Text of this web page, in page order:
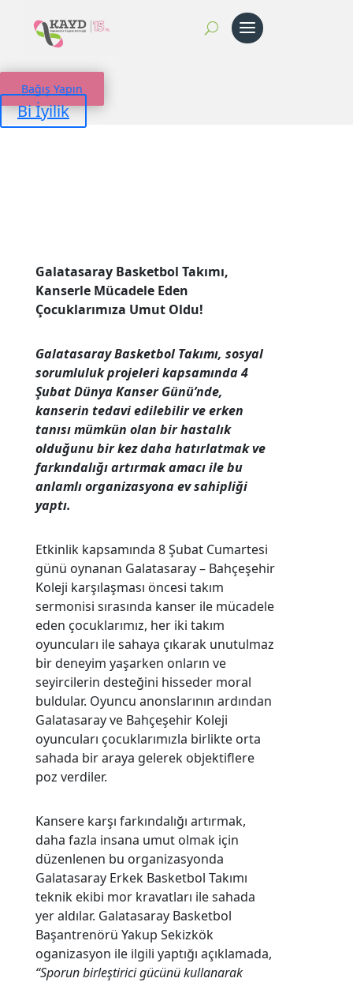
Bağış Yapın
Bi İyilik
Galatasaray Basketbol Takımı,
Kanserle Mücadele Eden
Çocuklarımıza Umut Oldu!
Galatasaray Basketbol Takımı, sosyal
sorumluluk projeleri kapsamında 4
Şubat Dünya Kanser Günü’nde,
kanserin tedavi edilebilir ve erken
tanısı mümkün olan bir hastalık
olduğunu bir kez daha hatırlatmak ve
farkındalığı artırmak amacı ile bu
anlamlı organizasyona ev sahipliği
yaptı.
Etkinlik kapsamında 8 Şubat Cumartesi
günü oynanan Galatasaray – Bahçeşehir
Koleji karşılaşması öncesi takım
sermonisi sırasında kanser ile mücadele
eden çocuklarımız, her iki takım
oyuncuları ile sahaya çıkarak unutulmaz
bir deneyim yaşarken onların ve
seyircilerin desteğini hisseder moral
buldular. Oyuncu anonslarının ardından
Galatasaray ve Bahçeşehir Koleji
oyuncuları çocuklarımızla birlikte orta
sahada bir araya gelerek objektiflere
poz verdiler.
Kansere karşı farkındalığı artırmak,
daha fazla insana umut olmak için
düzenlenen bu organizasyonda
Galatasaray Erkek Basketbol Takımı
teknik ekibi mor kravatları ile sahada
yer aldılar. Galatasaray Basketbol
Başantrenörü Yakup Sekizkök
oganizasyon ile ilgili yaptığı açıklamada,
“Sporun birleştirici gücünü kullanarak